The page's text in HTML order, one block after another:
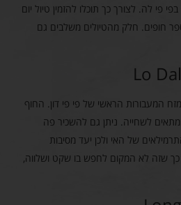
פי לה. לצורך כך תוכלו להזמין טיול יום
חופים. חלק מהטיולים משלבים גם
מזח המעבורות הראשי של פי פי דון. החוף
לשחייה. ניתן גם להשכיר פה
של האי ולכן יעד מסיבות
כך שזה לא המקום לחפש בו שקט ושלווה,